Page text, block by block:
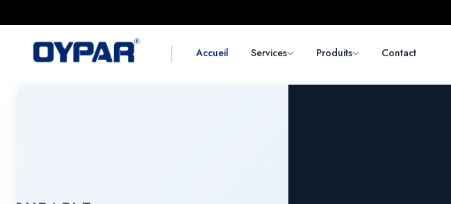
| Accueil Services Produits Contact